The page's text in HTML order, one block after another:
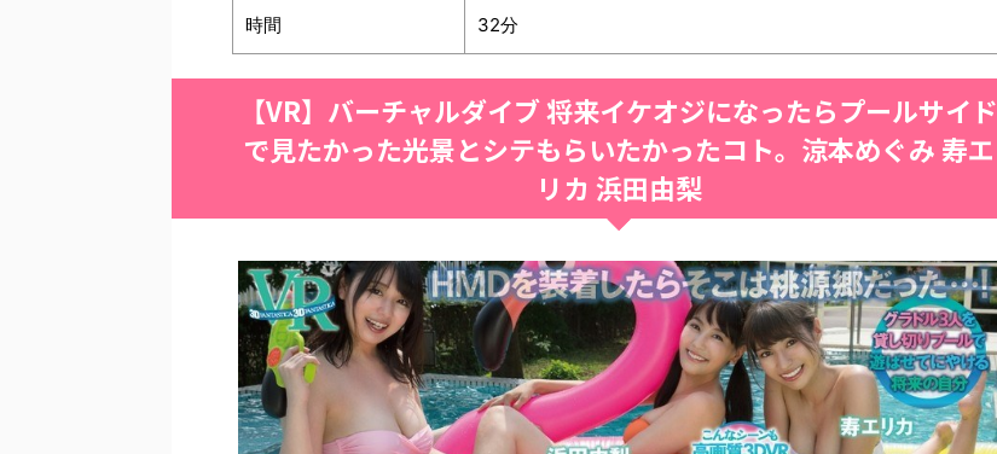
時間 32分
【VR】バーチャルダイブ 将来イケオジになったらプールサイド
で見たかった光景とシテもらいたかったコト。涼本めぐみ 寿エ
リカ 浜田由梨